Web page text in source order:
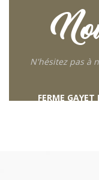
N'hésitez pas à
FERME